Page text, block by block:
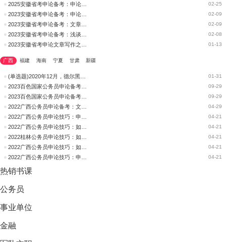
02-25
02-09
02-09
02-08
01-13
广西 福建 海南 宁夏 甘肃 新疆
01-31
09-29
09-29
04-29
04-21
04-21
04-21
04-21
04-21
热销书课
公务员
事业单位
金融